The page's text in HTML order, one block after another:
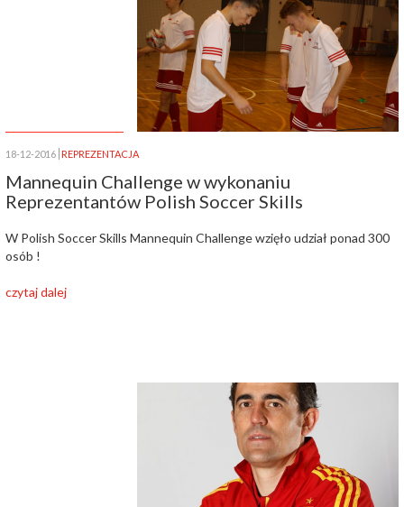
18-12-2016 REPREZENTACJA
Mannequin Challenge w wykonaniu
Reprezentantów Polish Soccer Skills
W Polish Soccer Skills Mannequin Challenge wzięło udział ponad 300
osób !
czytaj dalej